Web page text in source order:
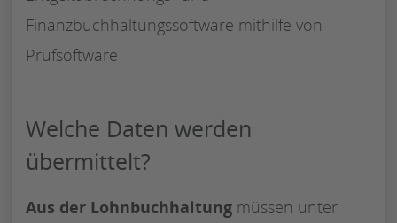
Finanzbuchhaltungssoftware mithilfe von
Prüfsoftware
Welche Daten werden
übermittelt?
Aus der Lohnbuchhaltung müssen unter